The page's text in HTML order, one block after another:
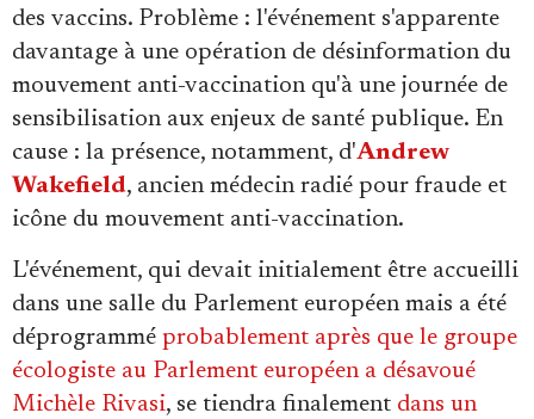
des vaccins. Problème : l'événement s'apparente
davantage à une opération de désinformation du
mouvement anti-vaccination qu'à une journée de
sensibilisation aux enjeux de santé publique. En
cause : la présence, notamment, d'Andrew
Wakefield, ancien médecin radié pour fraude et
icône du mouvement anti-vaccination.
L'événement, qui devait initialement être accueilli
dans une salle du Parlement européen mais a été
déprogrammé probablement après que le groupe
écologiste au Parlement européen a désavoué
Michèle Rivasi, se tiendra finalement dans un